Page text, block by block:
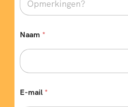
Naam *
e
E-mail *